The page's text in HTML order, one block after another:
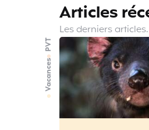
Articles
Les derniers
Vacances
PVT